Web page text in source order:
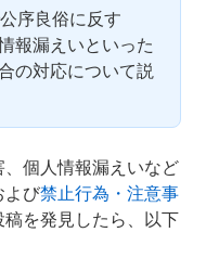
序良俗に反す
報漏えいといった
の対応について説
個人情報漏えいなど
よび禁止行為・注意事
を発見したら、以下